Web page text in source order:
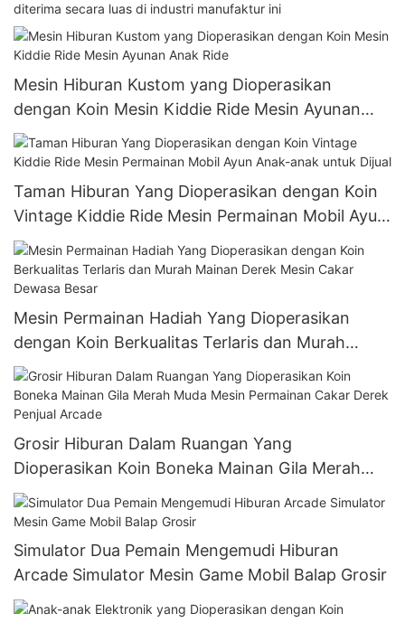
diterima secara luas di industri manufaktur ini
Mesin Hiburan Kustom yang Dioperasikan
dengan Koin Mesin Kiddie Ride Mesin Ayunan
Anak Ride
Taman Hiburan Yang Dioperasikan dengan Koin
Vintage Kiddie Ride Mesin Permainan Mobil Ayun
Anak-anak untuk Dijual
Mesin Permainan Hadiah Yang Dioperasikan
dengan Koin Berkualitas Terlaris dan Murah
Mainan Derek Mesin Cakar Dewasa Besar
Grosir Hiburan Dalam Ruangan Yang
Dioperasikan Koin Boneka Mainan Gila Merah
Muda Mesin Permainan Cakar Derek Penjual
Arcade
Simulator Dua Pemain Mengemudi Hiburan
Arcade Simulator Mesin Game Mobil Balap Grosir